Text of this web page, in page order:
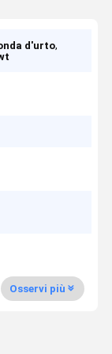
d'urto,
Osservi più